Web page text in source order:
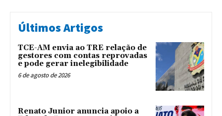
Últimos Artigos
TCE-AM envia ao TRE relação de
gestores com contas reprovadas
e pode gerar inelegibilidade
6 de agosto de 2026
Renato Junior anuncia apoio a